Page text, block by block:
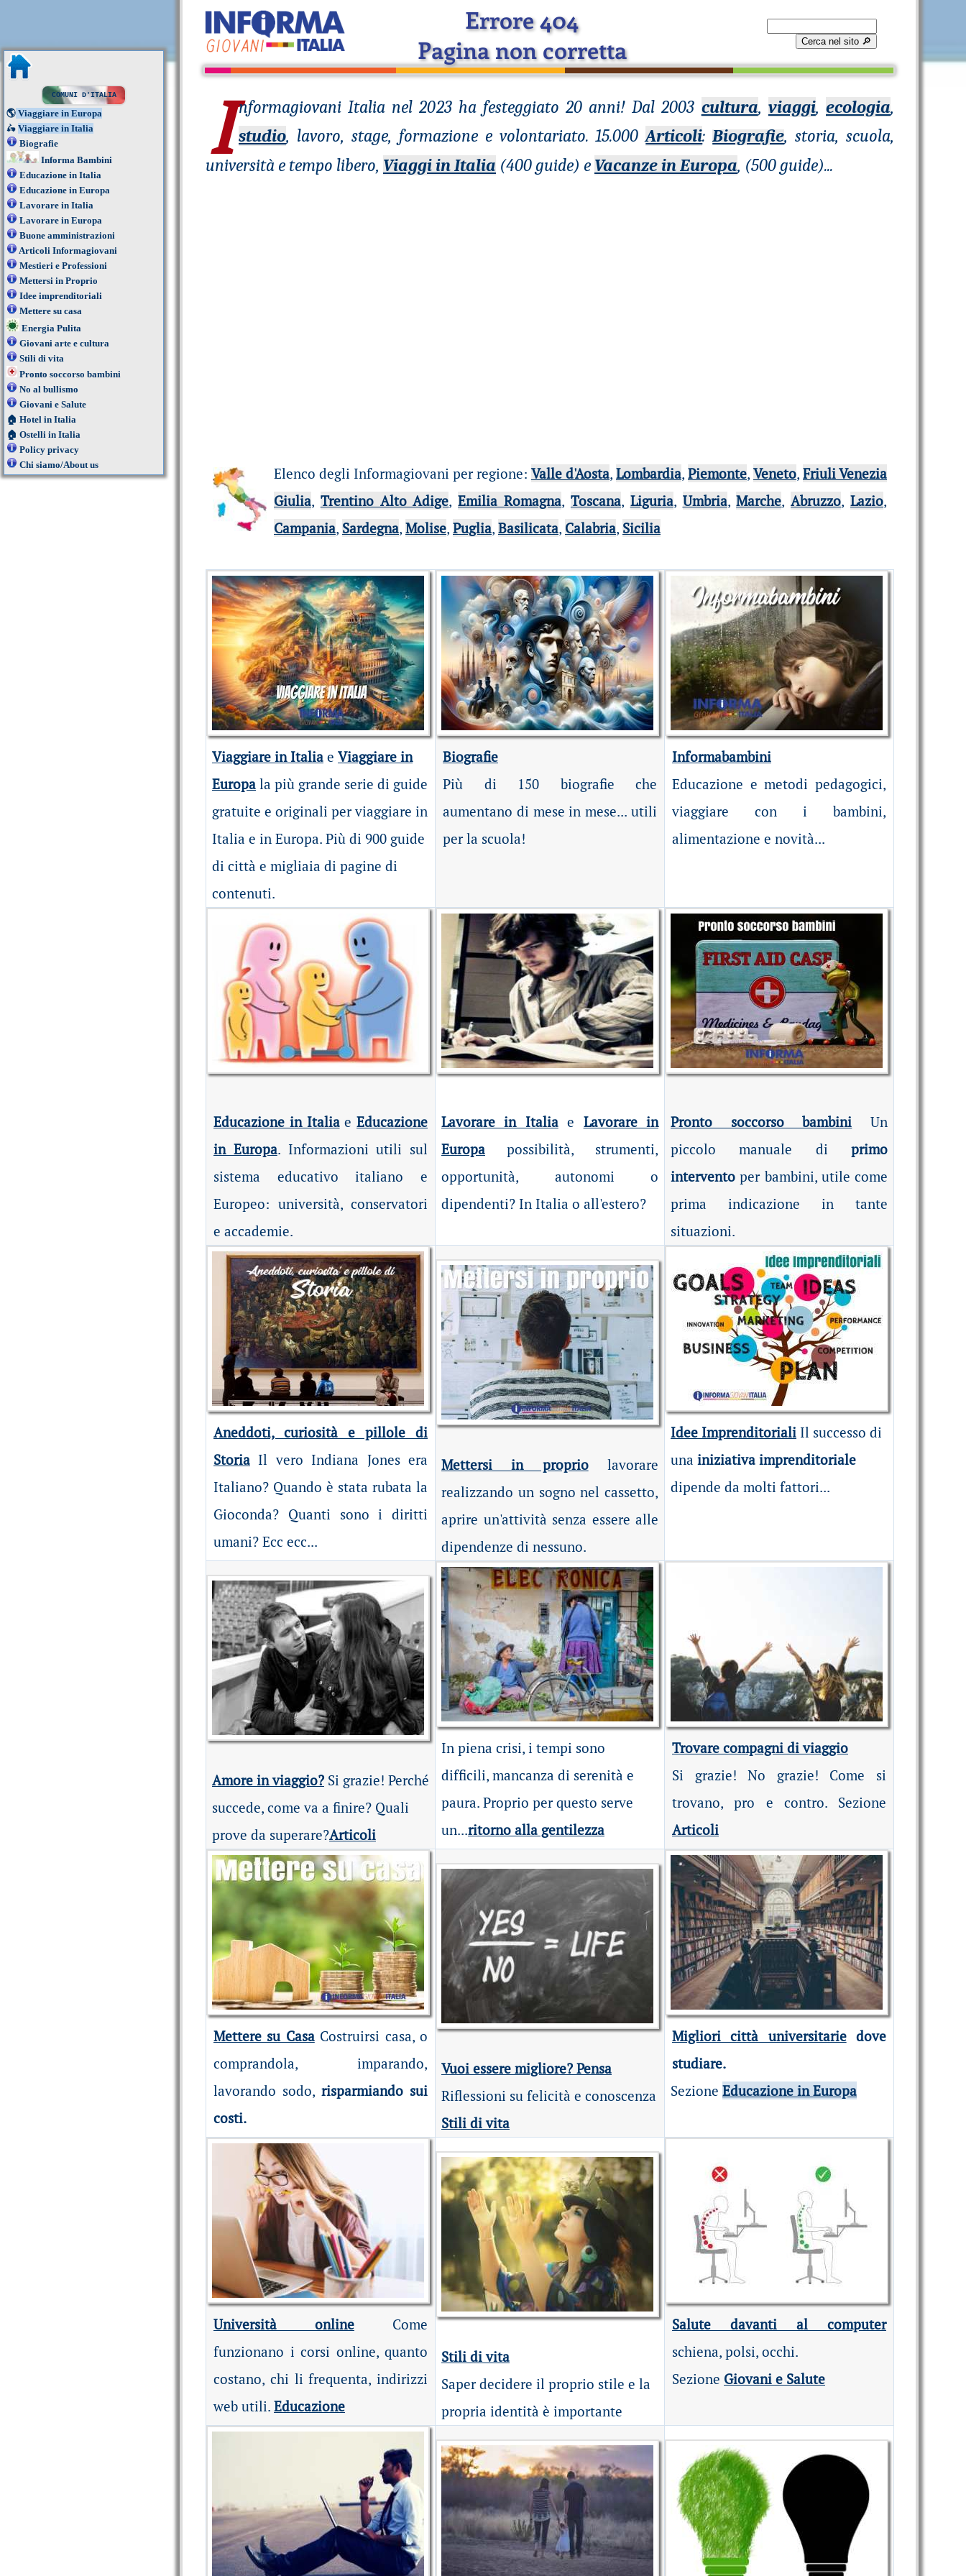
Errore 404
Pagina non corretta
Cerca nel sito 🔎︎
COMUNI D'ITALIA
🌎 Viaggiare in Europa
🛵 Viaggiare in Italia
Biografie
Informa Bambini
Educazione in Italia
Educazione in Europa
Lavorare in Italia
Lavorare in Europa
Buone amministrazioni
Articoli Informagiovani
Mestieri e Professioni
Mettersi in Proprio
Idee imprenditoriali
Mettere su casa
Energia Pulita
Giovani arte e cultura
Stili di vita
Pronto soccorso bambini
No al bullismo
Giovani e Salute
🏠 Hotel in Italia
🏠 Ostelli in Italia
Policy privacy
Chi siamo/About us
I nformagiovani Italia nel 2023 ha festeggiato 20 anni! Dal 2003 cultura, viaggi,ecologia,
studio, lavoro, stage, formazione e volontariato. 15.000Articoli:Biografie, storia, scuola,
università e tempo libero, Viaggi in Italia (400 guide) e Vacanze in Europa, (500 guide)...
Elenco degli Informagiovani per regione: Valle d'Aosta, Lombardia, Piemonte, Veneto, Friuli Venezia
Giulia, Trentino Alto Adige,Emilia Romagna, Toscana, Liguria, Umbria,Marche,Abruzzo,Lazio,
Campania, Sardegna, Molise, Puglia, Basilicata, Calabria, Sicilia
Viaggiare in Italia e Viaggiare in
Europa la più grande serie di guide
gratuite e originali per viaggiare in
Italia e in Europa. Più di 900 guide
di città e migliaia di pagine di
contenuti.
Biografie
Più di 150 biografie che
aumentano di mese in mese... utili
per la scuola!
Informabambini
Educazione e metodi pedagogici,
viaggiare con i bambini,
alimentazione e novità...
Educazione in Italiae Educazione
in Europa. Informazioni utili sul
sistema educativo italiano e
Europeo: università, conservatori
e accademie.
Lavorare in Italia e Lavorare in
Europa
possibilità, strumenti,
opportunità, autonomi o
dipendenti? In Italia o all'estero?
Pronto soccorso bambini Un
piccolo manuale di primo
intervento per bambini, utile come
prima indicazione in tante
situazioni.
Aneddoti, curiosità e pillole di
Storia Il vero Indiana Jones era
Italiano? Quando è stata rubata la
Gioconda? Quanti sono i diritti
umani? Ecc ecc...
Mettersi in propriolavorare
realizzando un sogno nel cassetto,
aprire un'attività senza essere alle
dipendenze di nessuno.
Idee Imprenditoriali Il successo di
una iniziativa imprenditoriale
dipende da molti fattori...
Amore in viaggio? Si grazie! Perché
succede, come va a finire? Quali
prove da superare?Articoli
In piena crisi, i tempi sono
difficili, mancanza di serenità e
paura. Proprio per questo serve
un...ritorno alla gentilezza
Trovare compagni di viaggio
Si grazie! No grazie! Come si
trovano, pro e contro. Sezione
Articoli
Mettere su Casa Costruirsi casa, o
comprandola, imparando,
lavorando sodo, risparmiando sui
costi.
Vuoi essere migliore? Pensa
Riflessioni su felicità e conoscenza
Stili di vita
Migliori città universitariedove
studiare.
Sezione Educazione in Europa
Università online
Come
funzionano i corsi online, quanto
costano, chi li frequenta, indirizzi
web utili. Educazione
Stili di vita
Saper decidere il proprio stile e la
propria identità è importante
Salute davanti al computer
schiena, polsi, occhi.
Sezione Giovani e Salute